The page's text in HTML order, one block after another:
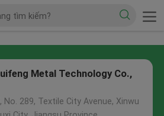
Metal Technology Co.,
No. 289, Textile City Avenue, Xinwu